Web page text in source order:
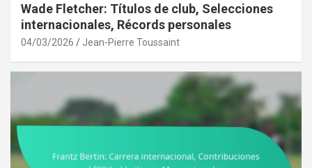
Wade Fletcher: Títulos de club, Selecciones
internacionales, Récords personales
04/03/2026 Jean-Pierre Toussaint